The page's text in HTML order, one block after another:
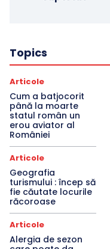
Topics
Articole
Cum a batjocorit
până la moarte
statul român un
erou aviator al
României
Articole
Geografia
turismului : încep să
fie căutate locurile
răcoroase
Articole
Alergia de sezon